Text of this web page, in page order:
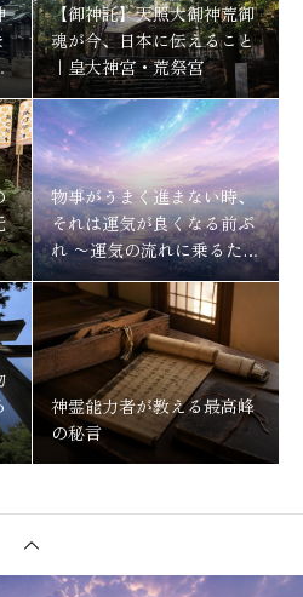
【御神託】天照大御神荒御
魂が今、日本に伝えること
｜皇大神宮・荒祭宮
物事がうまく進まない時、
それは運気が良くなる前ぶ
れ 〜運気の流れに乗るため
にする事〜
神霊能力者が教える最高峰
の秘言